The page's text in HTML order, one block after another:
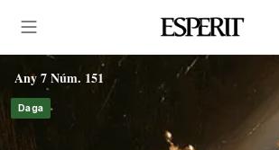
Any 7 Núm. 151
Existeix una espiritualitat catalana?
El Telescopi